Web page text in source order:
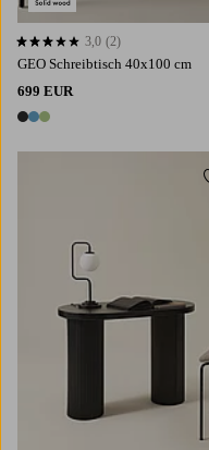
GEO Schreibtisch 40x100 cm
699 EUR
3 Farben
3,0 basierend auf 2 Bewertungen
3,0 (2)